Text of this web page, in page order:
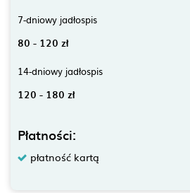
7-dniowy jadłospis
80 - 120 zł
14-dniowy jadłospis
120 - 180 zł
Płatności:
płatność kartą